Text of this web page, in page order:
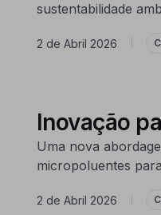
sustentabilidade
2 de Abril 2026
Inovação
Uma nova
micropoluentes
2 de Abril 2026